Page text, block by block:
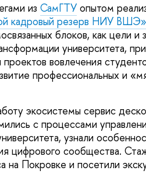
из СамГТУопытом
кадровый резерв НИУ ВШЭ»
блоков, как цели и
университета,
вовлечения
профессиональных и
экосистемы сервис
с процессами
узнали
цифрового сообщества.
на Покровке и посетили